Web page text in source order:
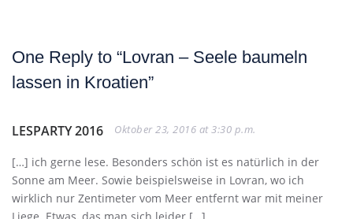
One Reply to “Lovran – Seele baumeln
lassen in Kroatien”
LESPARTY 2016 Oktober 23, 2016 at 3:30 p.m.
[…] ich gerne lese. Besonders schön ist es natürlich in der
Sonne am Meer. Sowie beispielsweise in Lovran, wo ich
wirklich nur Zentimeter vom Meer entfernt war mit meiner